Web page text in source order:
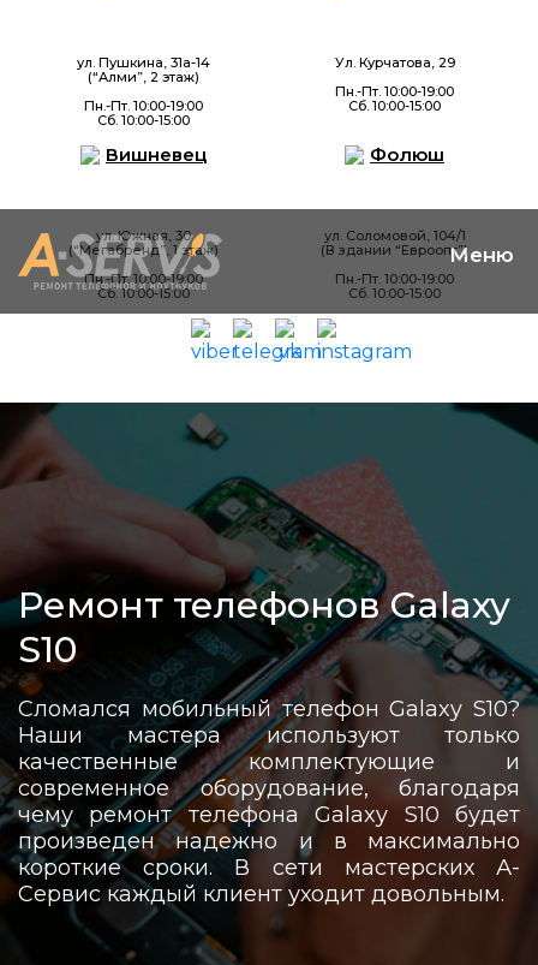
ул. Пушкина, 31а-14
(“Алми”, 2 этаж)
Пн.-Пт. 10:00-19:00
Сб. 10:00-15:00
Ул. Курчатова, 29
Пн.-Пт. 10:00-19:00
Сб. 10:00-15:00
Вишневец
ул. Южная, 30
(“Мегабренд”, 1 этаж)
Пн.-Пт. 10:00-19:00
Сб. 10:00-15:00
Фолюш
ул. Соломовой, 104/1
(В здании “Евроопт”)
Пн.-Пт. 10:00-19:00
Сб. 10:00-15:00
Ремонт телефонов Galaxy
S10
Сломался мобильный телефон Galaxy S10?
Наши мастера используют только
качественные комплектующие и
современное оборудование, благодаря
чему ремонт телефона Galaxy S10 будет
произведен надежно и в максимально
короткие сроки. В сети мастерских А-
Сервис каждый клиент уходит довольным.